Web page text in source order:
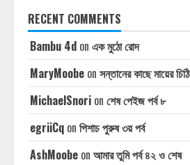
RECENT COMMENTS
Bambu 4d on এক মুঠো রোদ
MaryMoobe on সন্তানের কাছে মায়ের চিঠি
MichaelSnori on শেষ পেইজ পর্ব ৮
egriiCq on পিশাচ পুরুষ ৩য় পর্ব
AshMoobe on আমার তুমি পর্ব ৪২ ও শেষ